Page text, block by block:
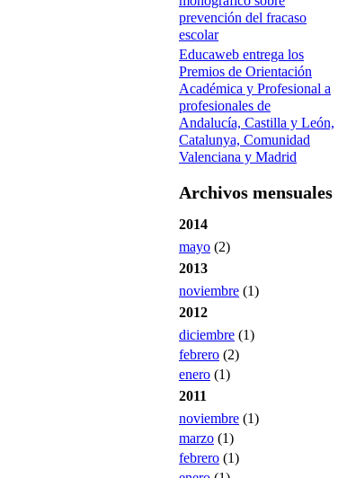
prevención del fracaso
escolar
Educaweb entrega los
Premios de Orientación
Académica y Profesional a
profesionales de
Andalucía, Castilla y León,
Catalunya, Comunidad
Valenciana y Madrid
Archivos mensuales
2014
mayo (2)
2013
noviembre (1)
2012
diciembre (1)
febrero (2)
enero (1)
2011
noviembre (1)
marzo (1)
febrero (1)